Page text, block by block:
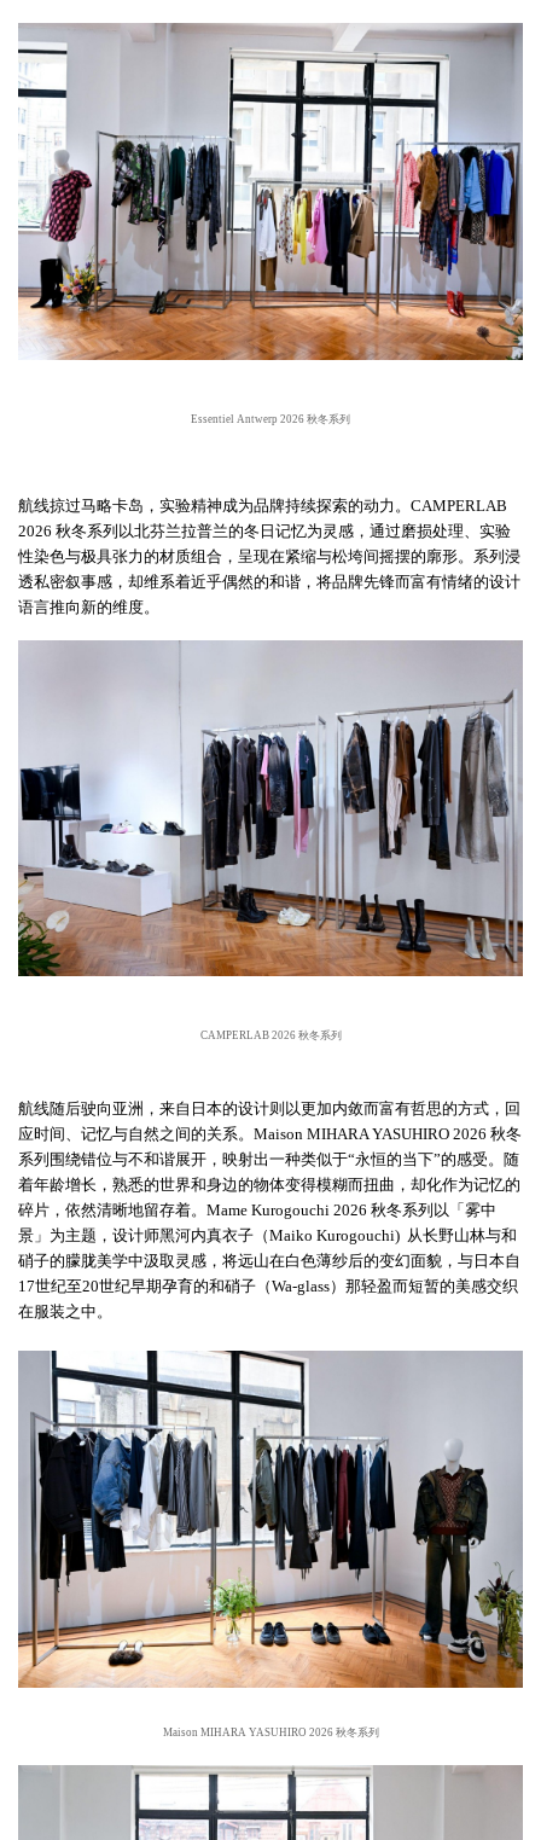
Essentiel Antwerp 2026 秋冬系列
航线掠过马略卡岛，实验精神成为品牌持续探索的动力。 CAMPERLAB
2026 秋冬系列以北芬兰拉普兰的冬日记忆为灵感，通过磨损处理、实验
性染色与极具张力的材质组合，呈现在紧缩与松垮间摇摆的廓形。系列浸
透私密叙事感，却维系着近乎偶然的和谐，将品牌先锋而富有情绪的设计
语言推向新的维度。
CAMPERLAB 2026 秋冬系列
航线随后驶向亚洲，来自日本的设计则以更加内敛而富有哲思的方式，回
应时间、记忆与自然之间的关系。 Maison MIHARA YASUHIRO 2026 秋冬
系列围绕错位与不和谐展开，映射出一种类似于“永恒的当下”的感受。随
着年龄增长，熟悉的世界和身边的物体变得模糊而扭曲，却化作为记忆的
碎片，依然清晰地留存着。Mame Kurogouchi 2026 秋冬系列以「雾中
景」为主题，设计师黑河内真衣子（Maiko Kurogouchi) 从长野山林与和
硝子的朦胧美学中汲取灵感，将远山在白色薄纱后的变幻面貌，与日本自
17世纪至20世纪早期孕育的和硝子（Wa-glass）那轻盈而短暂的美感交织
在服装之中。
Maison MIHARA YASUHIRO 2026 秋冬系列